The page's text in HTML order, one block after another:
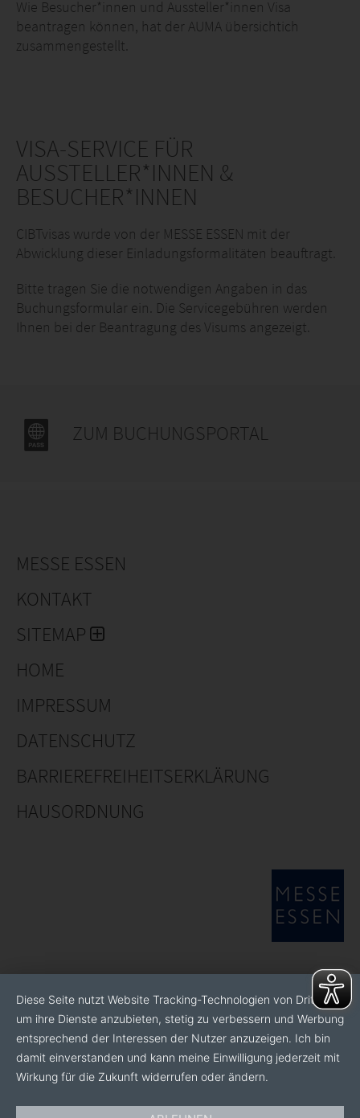
Wie Besucher*innen und Aussteller*innen Visa
beantragen können, hat der AUMA übersichtich
zusammengestellt.
VISA-SERVICE FÜR
AUSSTELLER*INNEN &
BESUCHER*INNEN
CIBTvisas wurde von der MESSE ESSEN mit der
Abwicklung dieser Einladungsformalitäten beauftragt.
Bitte tragen Sie die notwendigen Angaben in das
Buchungsformular ein. Die Servicegebühren werden
Ihnen bei der Beantragung des Visums angezeigt.
ZUM BUCHUNGSPORTAL
MESSE ESSEN
KONTAKT
SITEMAP
HOME
IMPRESSUM
DATENSCHUTZ
BARRIEREFREIHEITSERKLÄRUNG
HAUSORDNUNG
Diese Seite nutzt Website Tracking-Technologien von Dritten,
um ihre Dienste anzubieten, stetig zu verbessern und Werbung
entsprechend der Interessen der Nutzer anzuzeigen. Ich bin
damit einverstanden und kann meine Einwilligung jederzeit mit
Wirkung für die Zukunft widerrufen oder ändern.